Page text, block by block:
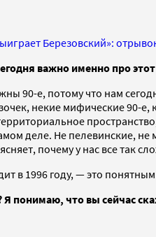
Березовский»:
важно именно про
90-е, потому что нам
некие мифические 90-е,
деле. Не пелевинские,
почему у нас все так
в 1996 году, — это
понимаю, что вы сейчас